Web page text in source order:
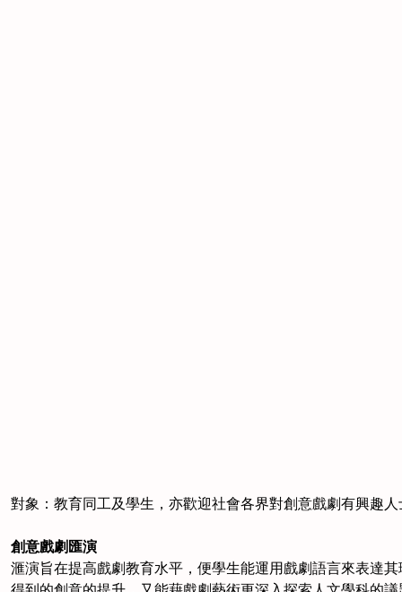
對象：教育同工及學生，亦歡迎社會各界對創意戲劇有興趣
創意戲劇匯演
滙演旨在提高戲劇教育水平，便學生能運用戲劇語言來表達